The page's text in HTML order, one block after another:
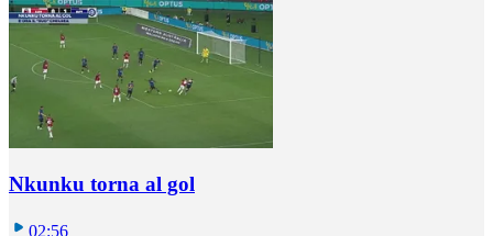
Nkunku torna al gol
02:56